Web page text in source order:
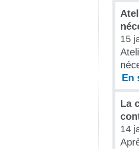
15
En
La
14